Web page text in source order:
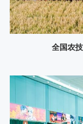
全国农